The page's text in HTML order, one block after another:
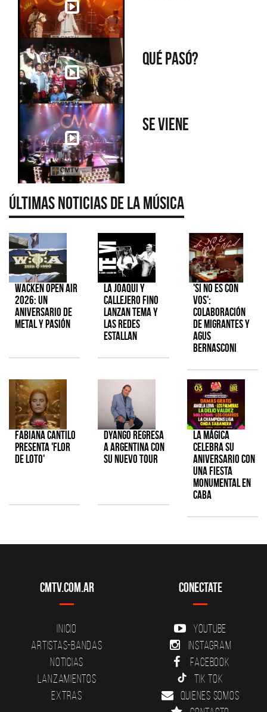
Qué pasó?
Se Viene
Últimas Noticias de la Música
Wacken Open Air
2026: Un
aniversario de
metal y pasión
La Joaqui y
Callejero Fino
lanzan tema y
las redes
estallan
'Si No Es Con
Vos':
colaboración
de Migrantes y
Agus
Bernasconi
Fabiana Cantilo
presenta 'Flor
de Loto'
Dyango regresa
a Argentina con
su nuevo tour
La Mágica
celebra su
aniversario con
una fiesta
monumental en
CABA
CMTV.com.ar
Inicio
Artistas-Bandas
Noticias
Lanzamientos
Extras
Conectate
YouTube
Instagram
Facebook
Tik Tok
Quienes somos